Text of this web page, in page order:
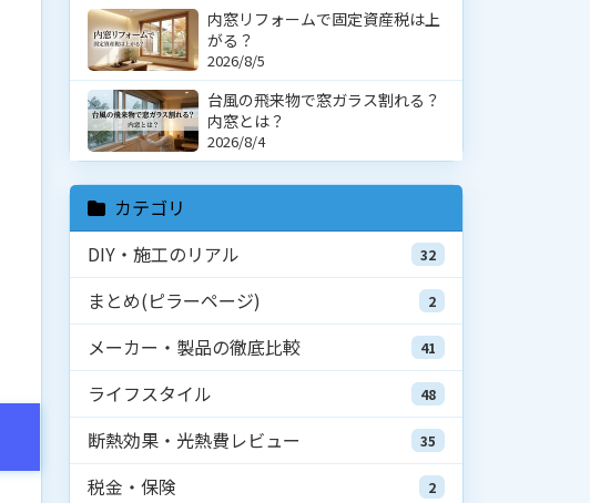
内窓リフォームで固定資産税は上
がる？
2026/8/5
台風の飛来物で窓ガラス割れる？
内窓とは？
2026/8/4
カテゴリ
DIY・施工のリアル
32
まとめ(ピラーページ) 2
メーカー・製品の徹底比較 41
ライフスタイル 48
断熱効果・光熱費レビュー 35
税金・保険 2